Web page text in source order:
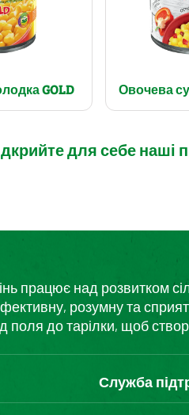
GOLD Овочева
для себе наші
працює над розвитком
розумну та
поля до тарілки, щоб
Служба